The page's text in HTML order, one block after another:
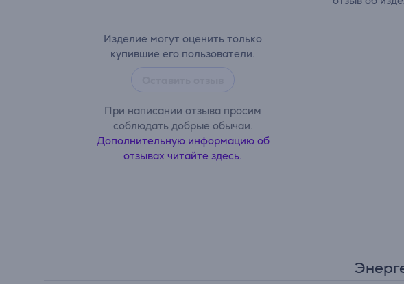
Изделие могут оценить только
купившие его пользователи.
При написании отзыва просим
соблюдать добрые обычаи.
Дополнительную информацию об
отзывах читайте здесь.